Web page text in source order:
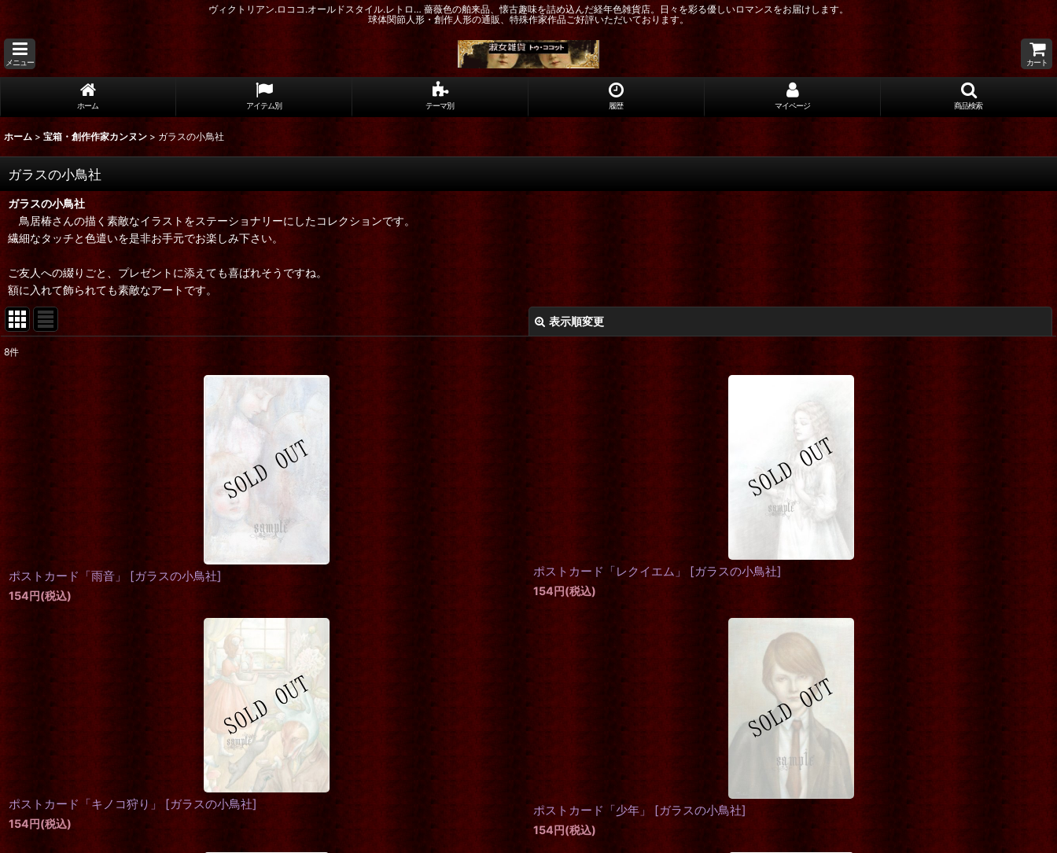
ヴィクトリアン.ロココ.オールドスタイル.レトロ… 薔薇色の舶来品、懐古趣味を詰め込んだ経年色雑貨店。日々を彩る優しいロマンスをお届けします。
球体関節人形・創作人形の通販、特殊作家作品ご好評いただいております。
メニュー カート
ホーム アイテム別 テーマ別 履歴 マイページ 商品検索
ホーム > 宝箱・創作作家カンヌン > ガラスの小鳥社
ガラスの小鳥社
ガラスの小鳥社
鳥居椿さんの描く素敵なイラストをステーショナリーにしたコレクションです。
繊細なタッチと色遣いを是非お手元でお楽しみ下さい。
ご友人への綴りごと、プレゼントに添えても喜ばれそうですね。
額に入れて飾られても素敵なアートです。
表示順変更
:
:
8件
ポストカード「雨音」 [ガラスの小鳥社]
154円(税込)
ポストカード「レクイエム」 [ガラスの小鳥社]
154円(税込)
ポストカード「キノコ狩り」 [ガラスの小鳥社]
154円(税込)
ポストカード「少年」 [ガラスの小鳥社]
154円(税込)